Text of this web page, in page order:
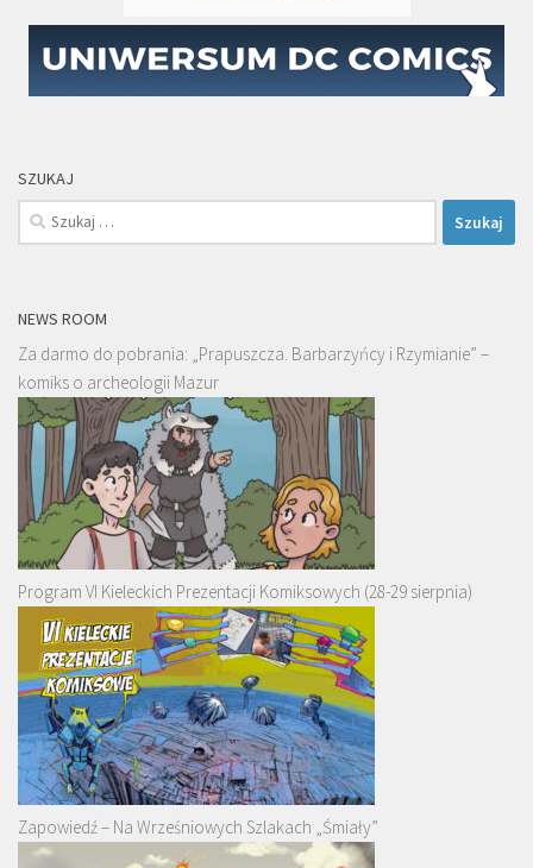
SZUKAJ
Szukaj:
NEWS ROOM
Za darmo do pobrania: „Prapuszcza. Barbarzyńcy i Rzymianie” –
komiks o archeologii Mazur
Program VI Kieleckich Prezentacji Komiksowych (28-29 sierpnia)
Zapowiedź – Na Wrześniowych Szlakach „Śmiały”